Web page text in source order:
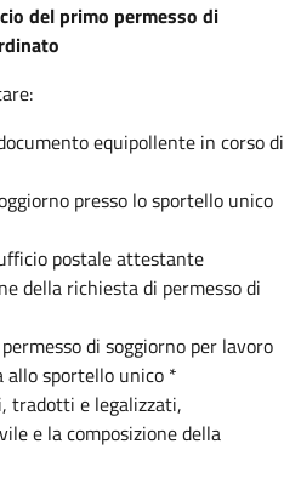
del primo permesso di
equipollente in corso di
presso lo sportello unico
postale attestante
della richiesta di permesso di
di soggiorno per lavoro
sportello unico *
tradotti e legalizzati,
e la composizione della